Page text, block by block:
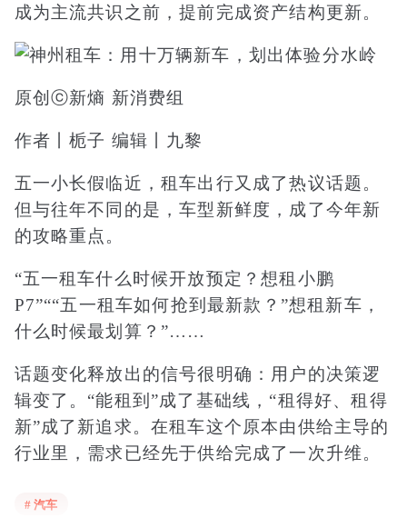
成为主流共识之前，提前完成资产结构更新。
原创ⓒ新熵 新消费组
作者丨栀子 编辑丨九黎
五一小长假临近，租车出行又成了热议话题。
但与往年不同的是，车型新鲜度，成了今年新
的攻略重点。
“五一租车什么时候开放预定？想租小鹏
P7”““五一租车如何抢到最新款？”想租新车，
什么时候最划算？”……
话题变化释放出的信号很明确：用户的决策逻
辑变了。“能租到”成了基础线，“租得好、租得
新”成了新追求。在租车这个原本由供给主导的
行业里，需求已经先于供给完成了一次升维。
而率先响应这一变化的，是神州租车。直接上
# 汽车